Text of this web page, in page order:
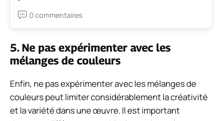
0 commentaires
5. Ne pas expérimenter avec les
mélanges de couleurs
Enfin, ne pas expérimenter avec les mélanges de
couleurs peut limiter considérablement la créativité
et la variété dans une œuvre. Il est important